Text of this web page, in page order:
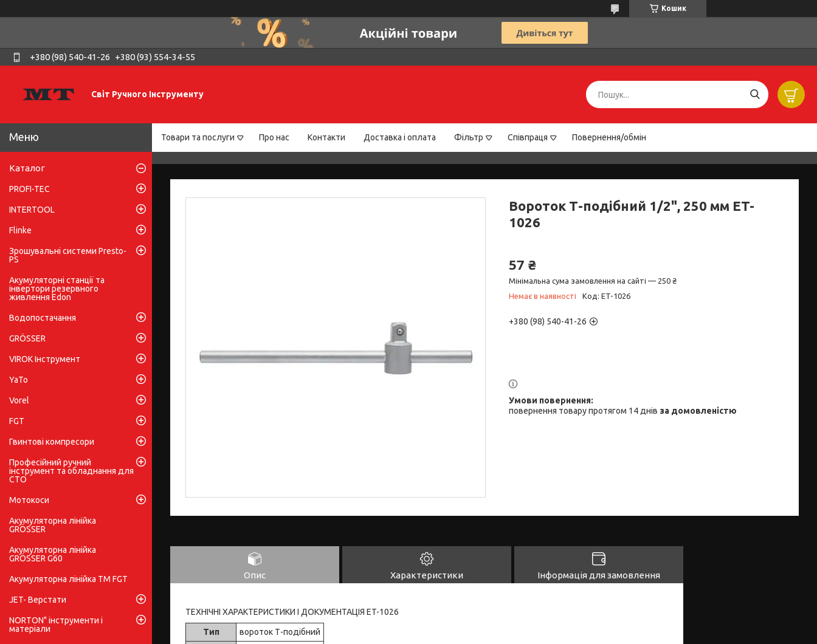
Кошик
+380 (98) 540-41-26 +380 (93) 554-34-55
Світ Ручного Інструменту
Товари та послуги Про нас Контакти Доставка і оплата Фільтр Співпраця Повернення/обмін
Вороток Т-подібний 1/2", 250 мм ET-
1026
57 ₴
Мінімальна сума замовлення на сайті — 250 ₴
Немає в наявності
Код: ET-1026
+380 (98) 540-41-26
повернення товару протягом 14 днів за домовленістю
Опис Характеристики Інформація для замовлення
ТЕХНІЧНІ ХАРАКТЕРИСТИКИ І ДОКУМЕНТАЦІЯ ET-1026
Тип
вороток Т-подібний
Каталог
PROFI-TEC
INTERTOOL
Flinke
Зрошувальні системи Presto-
PS
Акумуляторні станції та
інвертори резервного
живлення Edon
Водопостачання
GRÖSSER
VIROK Інструмент
YaTo
Vorel
FGT
Гвинтові компресори
Професійний ручний
інструмент та обладнання для
СТО
Мотокоси
Акумуляторна лінійка
GRÖSSER
Акумуляторна лінійка
GRÖSSER G60
Акумуляторна лінійка ТМ FGT
JET- Верстати
NORTON" інструменти і
матеріали